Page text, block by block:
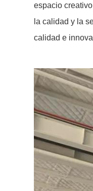
espacio
la calidad y la
calidad e